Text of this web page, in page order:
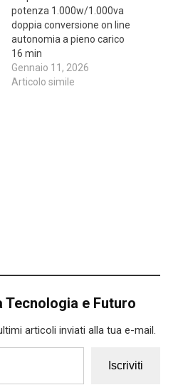
potenza 1.000w/1.000va
doppia conversione on line
autonomia a pieno carico
16 min
Gennaio 11, 2026
Articolo simile
Tecnologia e Futuro
articoli inviati alla tua e-mail.
Iscriviti